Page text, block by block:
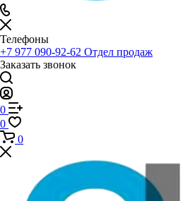
Телефоны
+7 977 090-92-62 Отдел продаж
Заказать звонок
0
0
0